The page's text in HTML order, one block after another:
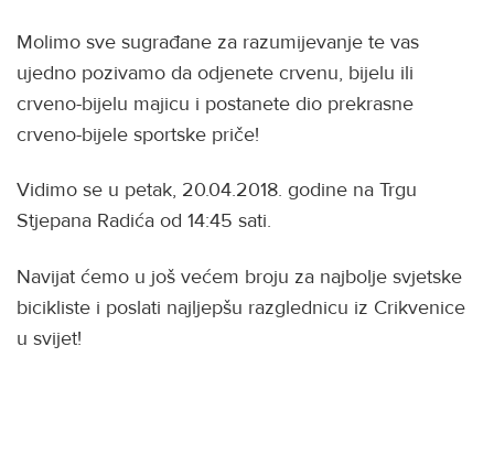
Molimo sve sugrađane za razumijevanje te vas
ujedno pozivamo da odjenete crvenu, bijelu ili
crveno-bijelu majicu i postanete dio prekrasne
crveno-bijele sportske priče!
Vidimo se u petak, 20.04.2018. godine na Trgu
Stjepana Radića od 14:45 sati.
Navijat ćemo u još većem broju za najbolje svjetske
bicikliste i poslati najljepšu razglednicu iz Crikvenice
u svijet!